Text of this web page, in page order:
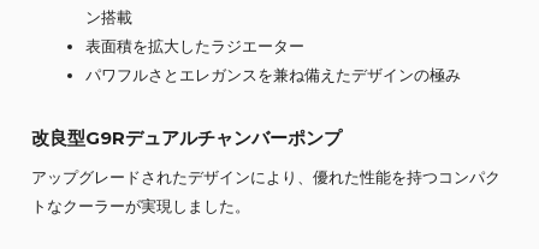
ン搭載
表面積を拡大したラジエーター
パワフルさとエレガンスを兼ね備えたデザインの極み
改良型G9Rデュアルチャンバーポンプ
アップグレードされたデザインにより、優れた性能を持つコンパク
トなクーラーが実現しました。